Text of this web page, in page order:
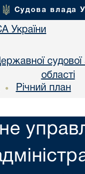
Судова влада
України
судової
області
• Річний план